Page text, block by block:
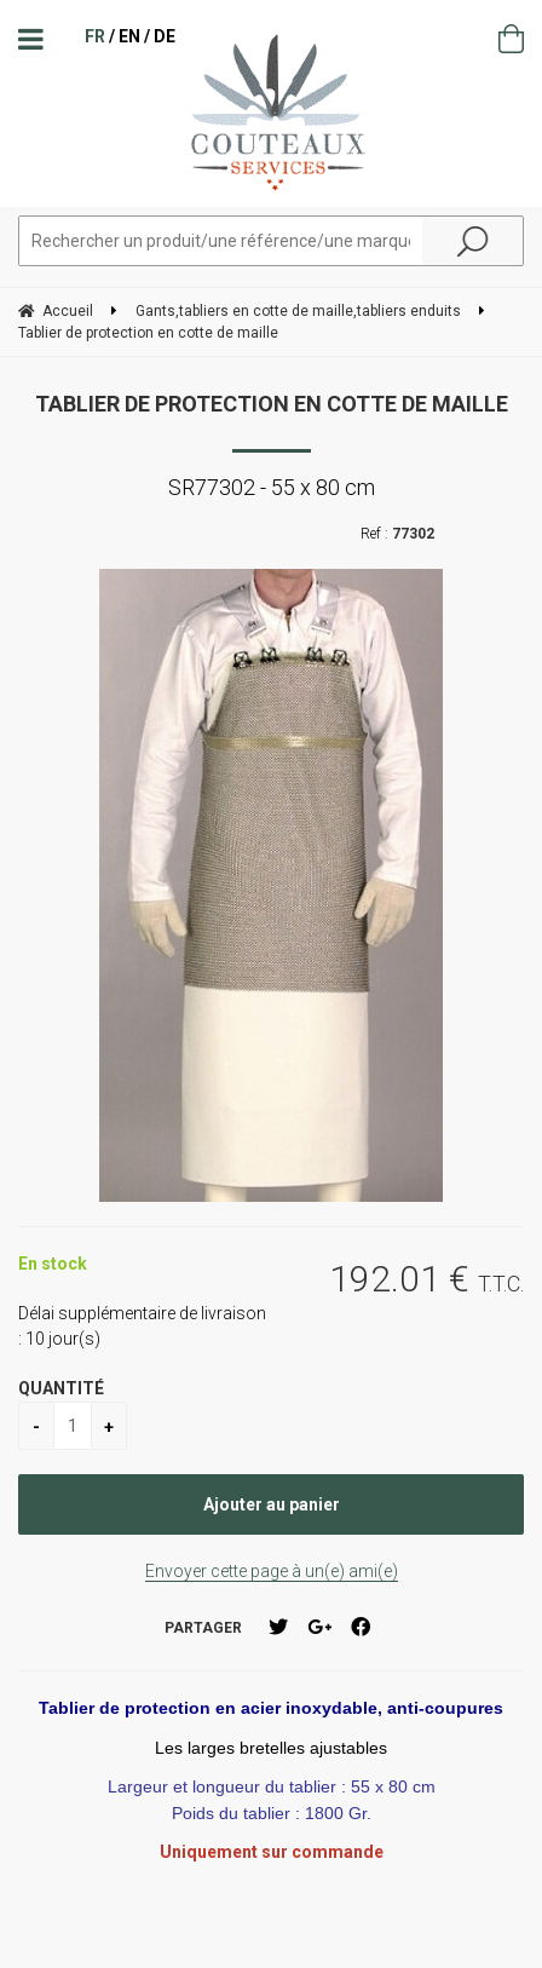
FR EN DE
Accueil
Gants,tabliers en cotte de maille,tabliers enduits
Tablier de protection en cotte de maille
TABLIER DE PROTECTION EN COTTE DE MAILLE
SR77302 - 55 x 80 cm
77302
192.01 € T.T.C.
En stock
Délai supplémentaire de livraison
: 10 jour(s)
QUANTITÉ
Envoyer cette page à un(e) ami(e)
PARTAGER
Tablier de protection en acier inoxydable, anti-coupures
Les larges bretelles ajustables
Largeur et longueur du tablier : 55 x 80 cm
Poids du tablier : 1800 Gr.
Uniquement sur commande